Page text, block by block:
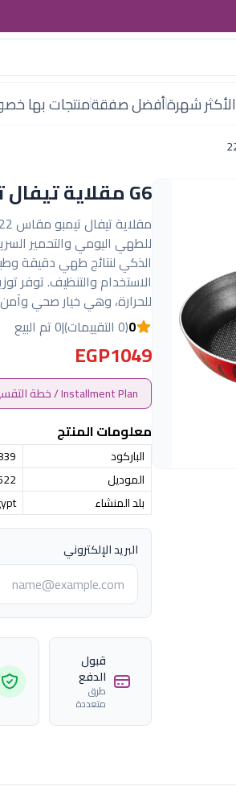
الأكثر شهرةأفضل صفقةمنتجات بها
G6 مقلاية تيفال تيمبو 22
الذكي لنتائج طهي دقيقة
الاستخدام والتنظيف. توفر
للحرارة، وهي خيار صحي
0(0 التقييمات) |0 تم البيع
EGP1049
Installment Plan / خطة التقسيط
معلومات المنتج
الباركود
الموديل
بلد المنشاء
البريد الإلكتروني
قبول
الدفع
طرق
متعددة